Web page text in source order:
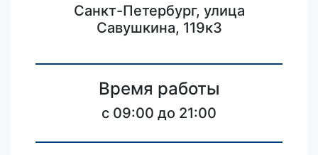
Санкт-Петербург, улица
Савушкина, 119к3
Время работы
c 09:00 до 21:00